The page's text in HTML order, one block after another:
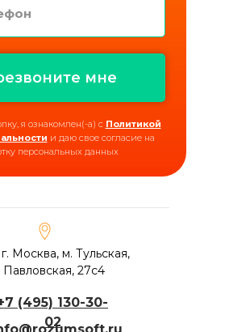
мне
я ознакомлен(-а) с Политикой
и даю свое согласие на
персональных данных
г. Москва, м. Тульская,
Павловская, 27с4
(495) 130-30-
02